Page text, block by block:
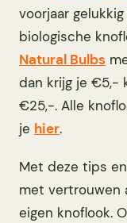
voorjaar
biologische
Natural Bulbs
dan krijg je €5,-
€25,-. Alle
je hier.
Met deze tips
met vertrouwen
eigen knoflook.